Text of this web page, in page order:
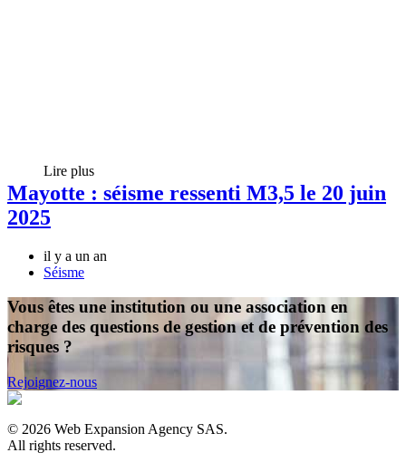
Lire plus
Mayotte : séisme ressenti M3,5 le 20 juin
2025
il y a un an
Séisme
Vous êtes une institution ou une association en
charge des questions de gestion et de prévention des
risques ?
Rejoignez-nous
© 2026 Web Expansion Agency SAS.
All rights reserved.